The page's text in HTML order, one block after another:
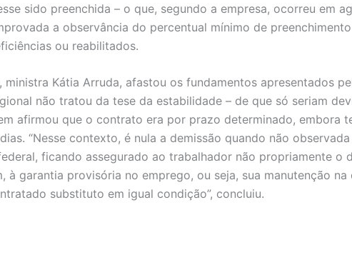
sido preenchida – o que, segundo a empresa, ocorreu em
a observância do percentual mínimo de
ou reabilitados.
Kátia Arruda, afastou os fundamentos apresentados
não tratou da tese da estabilidade – de que só seriam
afirmou que o contrato era por prazo determinado, embora
“Nesse contexto, é nula a demissão quando não
ficando assegurado ao trabalhador não propriamente o
à garantia provisória no emprego, ou seja, sua manutenção na
substituto em igual condição”, concluiu.